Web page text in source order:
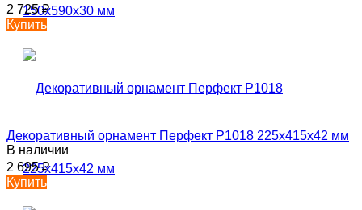
2 725₽
Купить
Декоративный орнамент Перфект P1018 225х415х42 мм
В наличии
2 695₽
Купить